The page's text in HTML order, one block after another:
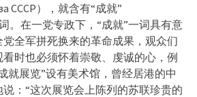
СССР），就含有“成就”
。在一党专政下，“成就”一词具有意
全军拼死换来的革命成果，观众们
时也必须怀着崇敬、虔诚的心，例
就展览”设有美术馆，曾经居港的中
：“这次展览会上陈列的苏联珍贵的